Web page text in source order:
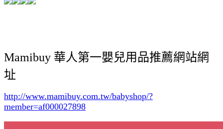
Mamibuy 華人第一嬰兒用品推薦網站網
址
http://www.mamibuy.com.tw/babyshop/?
member=af000027898